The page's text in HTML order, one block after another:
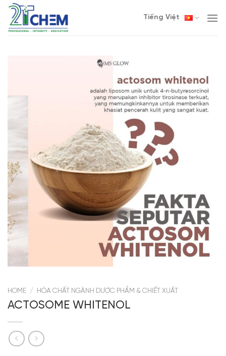
Skip
content
Tiếng Việt
HOME / HÓA CHẤT NGÀNH DƯỢC PHẨM & CHIẾT XUẤT
ACTOSOME WHITENOL